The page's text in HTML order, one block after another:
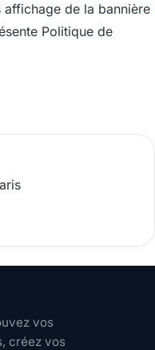
de la bannière
Politique de
vos
créez vos